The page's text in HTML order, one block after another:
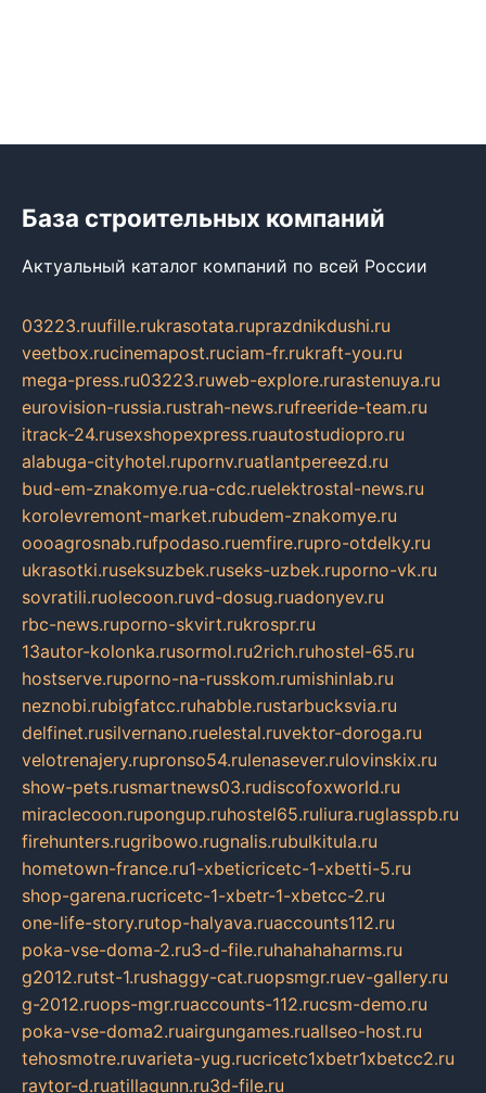
База строительных компаний
Актуальный каталог компаний по всей России
03223.ruufille.rukrasotata.ruprazdnikdushi.ru
veetbox.rucinemapost.ruciam-fr.rukraft-you.ru
mega-press.ru03223.ruweb-explore.rurastenuya.ru
eurovision-russia.rustrah-news.rufreeride-team.ru
itrack-24.rusexshopexpress.ruautostudiopro.ru
alabuga-cityhotel.rupornv.ruatlantpereezd.ru
bud-em-znakomye.rua-cdc.ruelektrostal-news.ru
korolevremont-market.rubudem-znakomye.ru
oooagrosnab.rufpodaso.ruemfire.rupro-otdelky.ru
ukrasotki.ruseksuzbek.ruseks-uzbek.ruporno-vk.ru
sovratili.ruolecoon.ruvd-dosug.ruadonyev.ru
rbc-news.ruporno-skvirt.rukrospr.ru
13autor-kolonka.rusormol.ru2rich.ruhostel-65.ru
hostserve.ruporno-na-russkom.rumishinlab.ru
neznobi.rubigfatcc.ruhabble.rustarbucksvia.ru
delfinet.rusilvernano.ruelestal.ruvektor-doroga.ru
velotrenajery.rupronso54.rulenasever.rulovinskix.ru
show-pets.rusmartnews03.rudiscofoxworld.ru
miraclecoon.rupongup.ruhostel65.ruliura.ruglasspb.ru
firehunters.rugribowo.rugnalis.rubulkitula.ru
hometown-france.ru1-xbeticricetc-1-xbetti-5.ru
shop-garena.rucricetc-1-xbetr-1-xbetcc-2.ru
one-life-story.rutop-halyava.ruaccounts112.ru
poka-vse-doma-2.ru3-d-file.ruhahahaharms.ru
g2012.rutst-1.rushaggy-cat.ruopsmgr.ruev-gallery.ru
g-2012.ruops-mgr.ruaccounts-112.rucsm-demo.ru
poka-vse-doma2.ruairgungames.ruallseo-host.ru
tehosmotre.ruvarieta-yug.rucricetc1xbetr1xbetcc2.ru
raytor-d.ruatillagunn.ru3d-file.ru